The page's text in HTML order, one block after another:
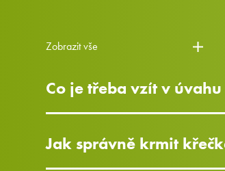
Zobrazit vše
Co je třeba vzít v
Jak správně krmit